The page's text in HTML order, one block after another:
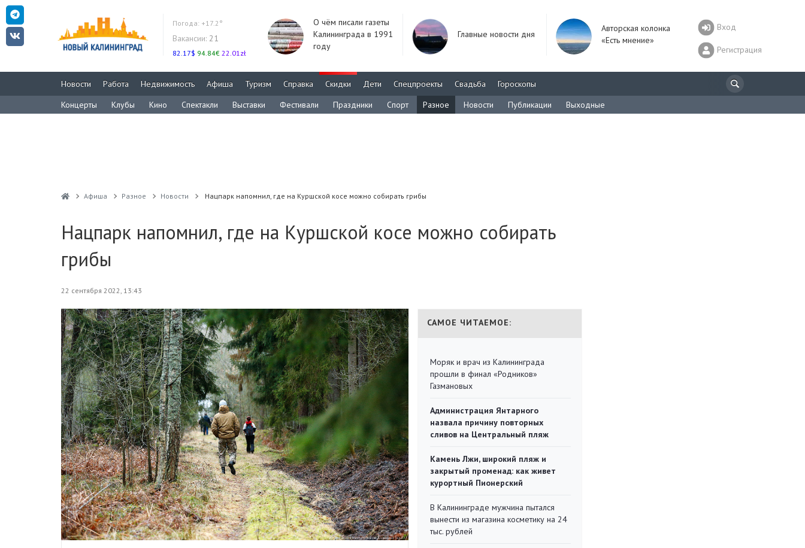
Погода: +17.2°
Вакансии: 21
82.17$ 94.84€ 22.01zł
О чём писали газеты
Калининграда в 1991
году
Главные новости дня
Авторская колонка
«Есть мнение»
Вход
Регистрация
Новости Работа Недвижимость Афиша Туризм Справка Скидки Дети Спецпроекты Свадьба
Гороскопы
Концерты
Клубы Кино Спектакли Выставки Фестивали Праздники Спорт Разное Новости Публикации Выходные
Афиша Разное Новости Нацпарк напомнил, где на Куршской косе можно собирать грибы
Нацпарк напомнил, где на Куршской косе можно собирать
грибы
22 сентября 2022, 13:43
САМОЕ ЧИТАЕМОЕ:
Моряк и врач из Калининграда
прошли в финал «Родников»
Газмановых
Администрация Янтарного
назвала причину повторных
сливов на Центральный пляж
Камень Лжи, широкий пляж и
закрытый променад: как живет
курортный Пионерский
В Калининграде мужчина пытался
вынести из магазина косметику на 24
тыс. рублей